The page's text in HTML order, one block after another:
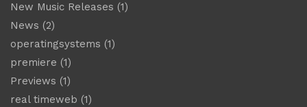
New Music Releases (1)
News (2)
operatingsystems (1)
premiere (1)
Previews (1)
real timeweb (1)